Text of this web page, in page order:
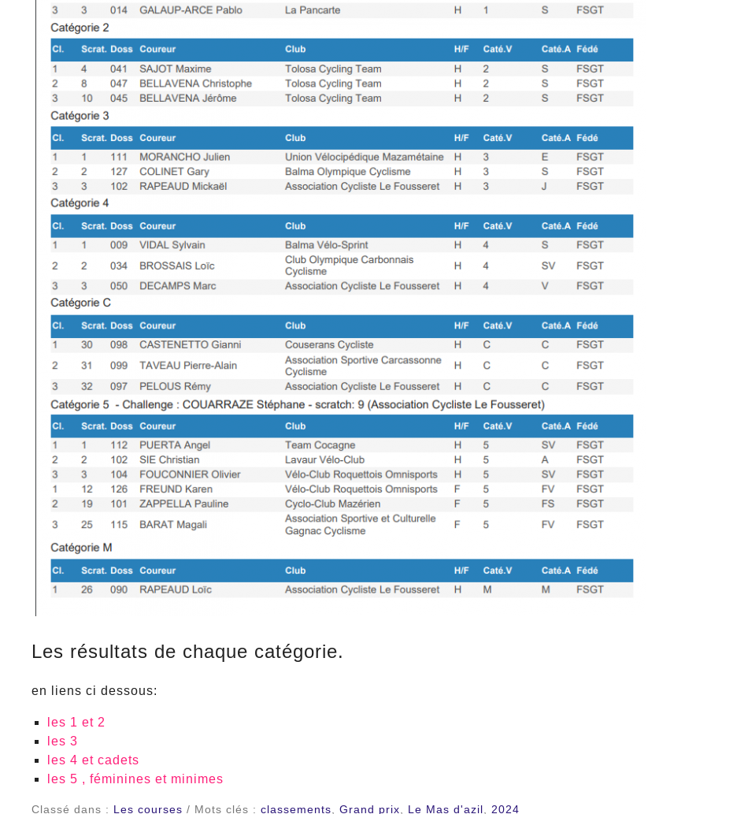
Les résultats de chaque catégorie.
en liens ci dessous:
les 1 et 2
les 3
les 4 et cadets
les 5 , féminines et minimes
Classé dans : Les courses / Mots clés : classements Grand prix Le Mas d'azil 2024